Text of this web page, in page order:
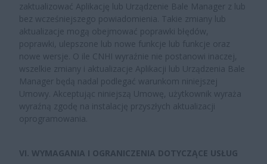
zaktualizować Aplikację lub Urządzenie Bale Manager z lub
bez wcześniejszego powiadomienia. Takie zmiany lub
aktualizacje mogą obejmować poprawki błędów,
poprawki, ulepszone lub nowe funkcje lub funkcje oraz
nowe wersje. O ile CNHI wyraźnie nie postanowi inaczej,
wszelkie zmiany i aktualizacje Aplikacji lub Urządzenia Bale
Manager będą nadal podlegać warunkom niniejszej
Umowy. Akceptując niniejszą Umowę, użytkownik wyraża
wyraźną zgodę na instalację przyszłych aktualizacji
oprogramowania.
VI. WYMAGANIA I OGRANICZENIA DOTYCZĄCE USŁUG